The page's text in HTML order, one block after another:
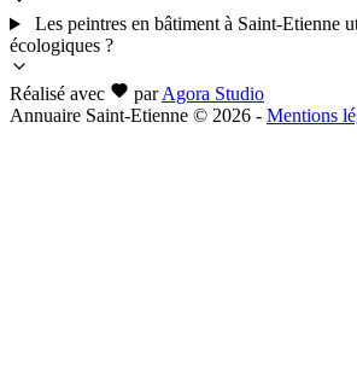
Les peintres en bâtiment à Saint-Etienne
écologiques ?
Réalisé avec par Agora Studio
Annuaire Saint-Etienne © 2026 - Mentions